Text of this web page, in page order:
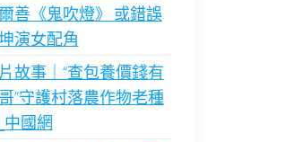
善《鬼吹燈》 或錯誤
演女配角
故事｜“查包養價錢有
”守護村落農作物老種
中國網